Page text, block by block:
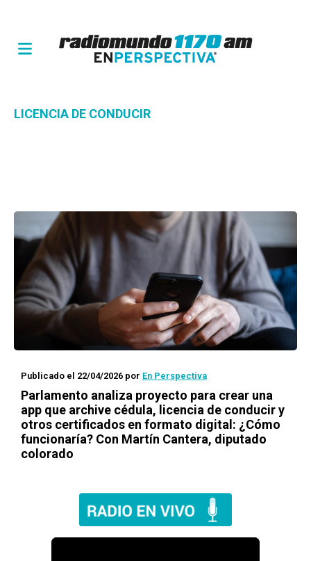
LICENCIA DE CONDUCIR
Publicado el 22/04/2026 por En Perspectiva
Parlamento analiza proyecto para crear una
app que archive cédula, licencia de conducir y
otros certificados en formato digital: ¿Cómo
funcionaría? Con Martín Cantera, diputado
colorado